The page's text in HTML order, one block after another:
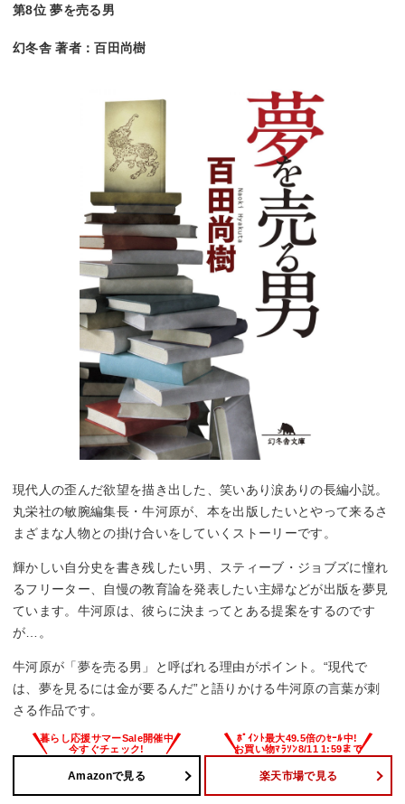
第8位 夢を売る男
幻冬舎 著者：百田尚樹
現代人の歪んだ欲望を描き出した、笑いあり涙ありの長編小説。
丸栄社の敏腕編集長・牛河原が、本を出版したいとやって来るさ
まざまな人物との掛け合いをしていくストーリーです。
輝かしい自分史を書き残したい男、スティーブ・ジョブズに憧れ
るフリーター、自慢の教育論を発表したい主婦などが出版を夢見
ています。牛河原は、彼らに決まってとある提案をするのです
が…。
牛河原が「夢を売る男」と呼ばれる理由がポイント。“現代で
は、夢を見るには金が要るんだ”と語りかける牛河原の言葉が刺
さる作品です。
Amazonで見る 楽天市場で見る